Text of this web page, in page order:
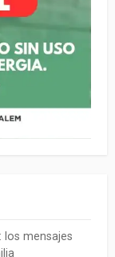
los mensajes